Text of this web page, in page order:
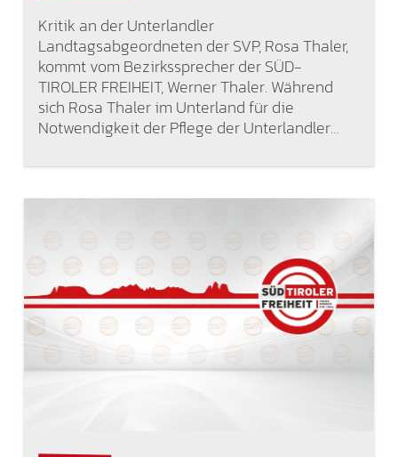
Kritik an der Unterlandler
Landtagsabgeordneten der SVP, Rosa Thaler,
kommt vom Bezirkssprecher der SÜD-
TIROLER FREIHEIT, Werner Thaler. Während
sich Rosa Thaler im Unterland für die
Notwendigkeit der Pflege der Unterlandler…